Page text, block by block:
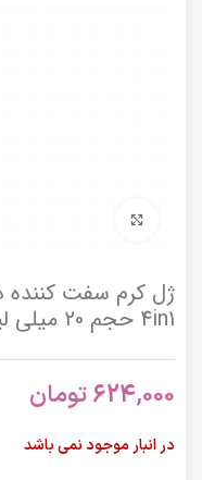
4in1 حجم 20 میلی لیتر
624,000تومان
در انبار موجود نمی باشد